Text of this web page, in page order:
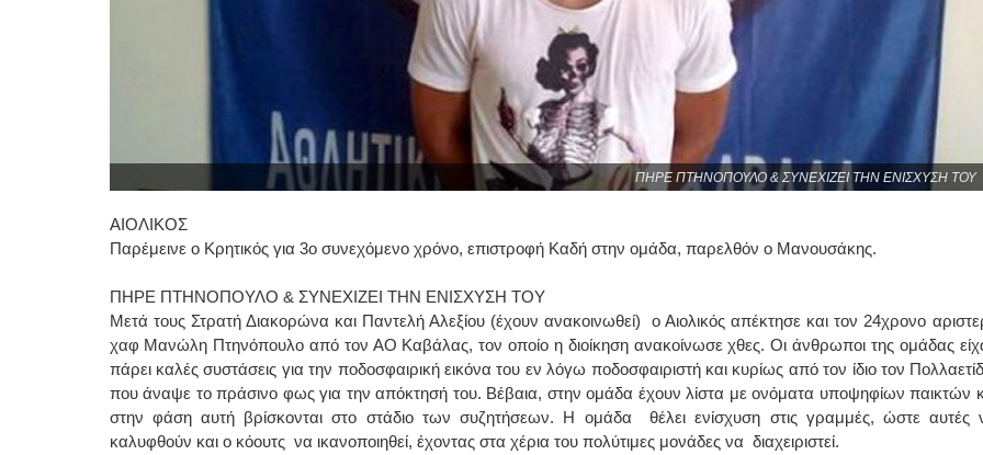
ΠΗΡΕ ΠΤΗΝΟΠΟΥΛΟ & ΣΥΝΕΧΙΖΕΙ ΤΗΝ ΕΝΙΣΧΥΣΗ ΤΟΥ
ΑΙΟΛΙΚΟΣ
Παρέμεινε ο Κρητικός για 3ο συνεχόμενο χρόνο, επιστροφή Καδή στην ομάδα, παρελθόν ο Μανουσάκης.
ΠΗΡΕ ΠΤΗΝΟΠΟΥΛΟ & ΣΥΝΕΧΙΖΕΙ ΤΗΝ ΕΝΙΣΧΥΣΗ ΤΟΥ
Μετά τους Στρατή Διακορώνα και Παντελή Αλεξίου (έχουν ανακοινωθεί) ο Αιολικός απέκτησε και τον 24χρονο
χαφ Μανώλη Πτηνόπουλο από τον ΑΟ Καβάλας, τον οποίο η διοίκηση ανακοίνωσε χθες. Οι άνθρωποι της ομάδας
πάρει καλές συστάσεις για την ποδοσφαιρική εικόνα του εν λόγω ποδοσφαιριστή και κυρίως από τον ίδιο τον
που άναψε το πράσινο φως για την απόκτησή του. Βέβαια, στην ομάδα έχουν λίστα με ονόματα υποψηφίων παικτών
στην φάση αυτή βρίσκονται στο στάδιο των συζητήσεων. Η ομάδα θέλει ενίσχυση στις γραμμές, ώστε αυτές
καλυφθούν και ο κόουτς να ικανοποιηθεί, έχοντας στα χέρια του πολύτιμες μονάδες να διαχειριστεί.
ΧΕΙΡΟΥΡΓΟΣ
ΟΦΘΑΛΜΙΑΤΡΟΣ
Διδάκτωρ Ιατρικής Σχολής
Πανεπιστημίου Αθηνών
Καλλιπόλεως 3,Νέα Σμύρνη,
τηλ:210-9320215
Καβέτσου 10, Μυτιλήνη, τηλ:
2251038065